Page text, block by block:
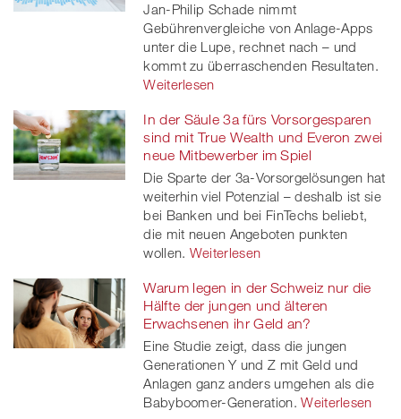
Jan-Philip Schade nimmt
Gebührenvergleiche von Anlage-Apps
unter die Lupe, rechnet nach – und
kommt zu überraschenden Resultaten.
Weiterlesen
In der Säule 3a fürs Vorsorgesparen
sind mit True Wealth und Everon zwei
neue Mitbewerber im Spiel
Die Sparte der 3a-Vorsorgelösungen hat
weiterhin viel Potenzial – deshalb ist sie
bei Banken und bei FinTechs beliebt,
die mit neuen Angeboten punkten
wollen. Weiterlesen
Warum legen in der Schweiz nur die
Hälfte der jungen und älteren
Erwachsenen ihr Geld an?
Eine Studie zeigt, dass die jungen
Generationen Y und Z mit Geld und
Anlagen ganz anders umgehen als die
Babyboomer-Generation. Weiterlesen